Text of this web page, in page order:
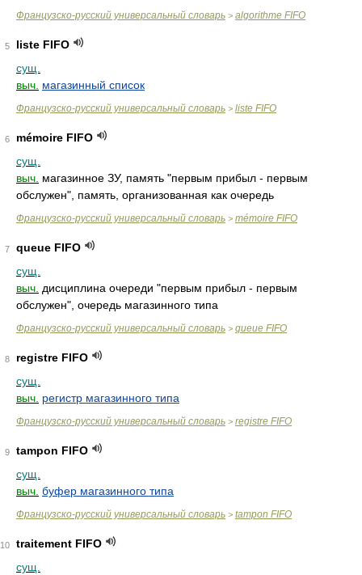
Французско-русский универсальный словарь > algorithme FIFO
5
liste FIFO
сущ.
выч. магазинный список
Французско-русский универсальный словарь > liste FIFO
6
mémoire FIFO
сущ.
выч. магазинное ЗУ, память "первым прибыл - первым
обслужен", память, организованная как очередь
Французско-русский универсальный словарь > mémoire FIFO
7
queue FIFO
сущ.
выч. дисциплина очереди "первым прибыл - первым
обслужен", очередь магазинного типа
Французско-русский универсальный словарь > queue FIFO
8
registre FIFO
сущ.
выч. регистр магазинного типа
Французско-русский универсальный словарь > registre FIFO
9
tampon FIFO
сущ.
выч. буфер магазинного типа
Французско-русский универсальный словарь > tampon FIFO
10
traitement FIFO
сущ.